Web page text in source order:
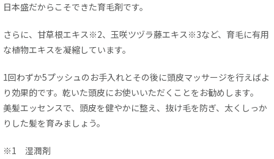
日本盛だからこそできた育毛剤です。
さらに、甘草根エキス※2、玉咲ツヅラ藤エキス※3など、育毛に有用
な植物エキスを凝縮しています。
1回わずか5プッシュのお手入れとその後に頭皮マッサージを行えばよ
り効果的です。乾いた頭皮にお使いいただくことをお勧めします。
美髪エッセンスで、頭皮を健やかに整え、抜け毛を防ぎ、太くしっか
りした髪を育みましょう。
※1 湿潤剤